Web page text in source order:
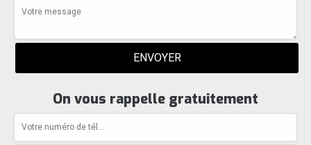
On vous rappelle gratuitement